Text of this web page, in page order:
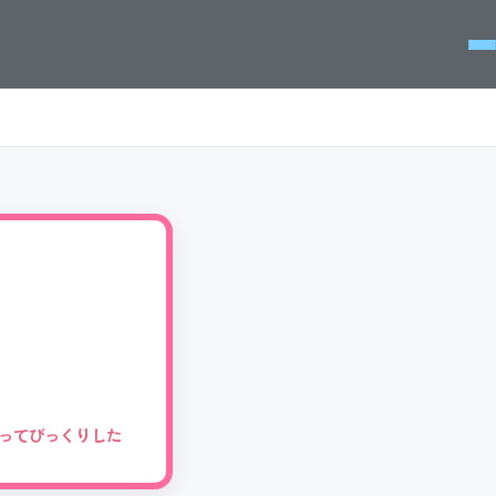
てびっくりした